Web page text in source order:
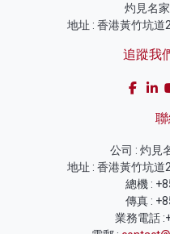
灼見名
地址 : 香港黃竹坑
追蹤我
公司 : 灼見
地址 : 香港黃竹坑
總機 :
傳真 :
業務電話